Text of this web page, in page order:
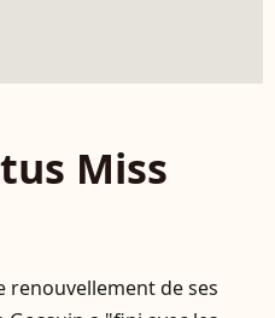
Miss
renouvellement de ses